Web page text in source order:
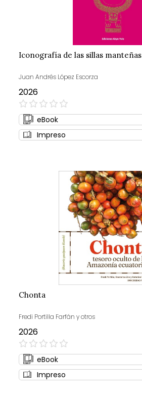
Iconografía de las sillas manteñas
Juan Andrés López Escorza
2026
0%
eBook
Impreso
Chonta
Fredi Portilla Farfán y otros
2026
0%
eBook
Impreso